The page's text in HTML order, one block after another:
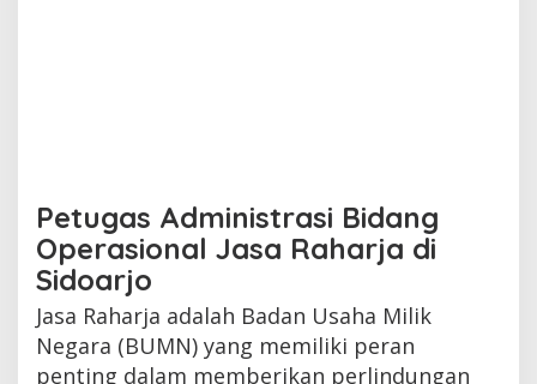
Petugas Administrasi Bidang
Operasional Jasa Raharja di
Sidoarjo
Jasa Raharja adalah Badan Usaha Milik
Negara (BUMN) yang memiliki peran
penting dalam memberikan perlindungan